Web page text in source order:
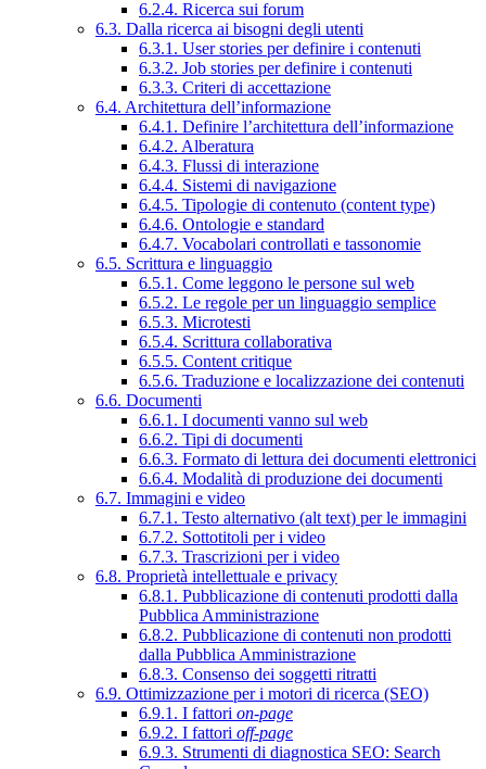
6.2.4. Ricerca sui forum
6.3. Dalla ricerca ai bisogni degli utenti
6.3.1. User stories per definire i contenuti
6.3.2. Job stories per definire i contenuti
6.3.3. Criteri di accettazione
6.4. Architettura dell’informazione
6.4.1. Definire l’architettura dell’informazione
6.4.2. Alberatura
6.4.3. Flussi di interazione
6.4.4. Sistemi di navigazione
6.4.5. Tipologie di contenuto (content type)
6.4.6. Ontologie e standard
6.4.7. Vocabolari controllati e tassonomie
6.5. Scrittura e linguaggio
6.5.1. Come leggono le persone sul web
6.5.2. Le regole per un linguaggio semplice
6.5.3. Microtesti
6.5.4. Scrittura collaborativa
6.5.5. Content critique
6.5.6. Traduzione e localizzazione dei contenuti
6.6. Documenti
6.6.1. I documenti vanno sul web
6.6.2. Tipi di documenti
6.6.3. Formato di lettura dei documenti elettronici
6.6.4. Modalità di produzione dei documenti
6.7. Immagini e video
6.7.1. Testo alternativo (alt text) per le immagini
6.7.2. Sottotitoli per i video
6.7.3. Trascrizioni per i video
6.8. Proprietà intellettuale e privacy
6.8.1. Pubblicazione di contenuti prodotti dalla
Pubblica Amministrazione
6.8.2. Pubblicazione di contenuti non prodotti
dalla Pubblica Amministrazione
6.8.3. Consenso dei soggetti ritratti
6.9. Ottimizzazione per i motori di ricerca (SEO)
6.9.1. I fattori on-page
6.9.2. I fattori off-page
6.9.3. Strumenti di diagnostica SEO: Search